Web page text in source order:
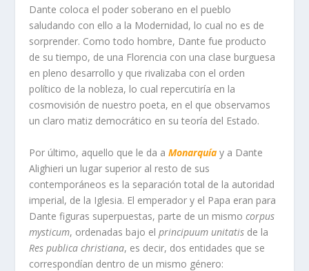
Dante coloca el poder soberano en el pueblo
saludando con ello a la Modernidad, lo cual no es de
sorprender. Como todo hombre, Dante fue producto
de su tiempo, de una Florencia con una clase burguesa
en pleno desarrollo y que rivalizaba con el orden
político de la nobleza, lo cual repercutiría en la
cosmovisión de nuestro poeta, en el que observamos
un claro matiz democrático en su teoría del Estado.
Por último, aquello que le da aMonarquía y a Dante
Alighieri un lugar superior al resto de sus
contemporáneos es la separación total de la autoridad
imperial, de la Iglesia. El emperador y el Papa eran para
Dante figuras superpuestas, parte de un mismocorpus
mysticum, ordenadas bajo elprincipuum unitatis de la
Res publica christiana, es decir, dos entidades que se
correspondían dentro de un mismo género: